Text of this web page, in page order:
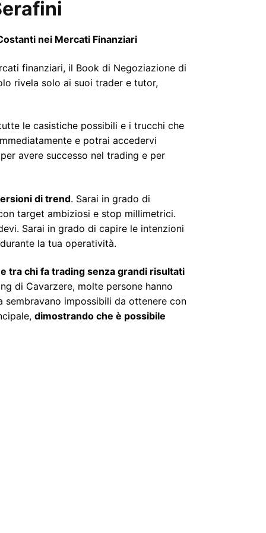
nei Mercati Finanziari
finanziari, il Book di Negoziazione di
rivela solo ai suoi trader e tutor,
le casistiche possibili e i trucchi che
e potrai accedervi
avere successo nel trading e per
di trend. Sarai in grado di
target ambiziosi e stop millimetrici.
Sarai in grado di capire le intenzioni
la tua operatività.
tra chi fa trading senza grandi risultati
di Cavarzere, molte persone hanno
impossibili da ottenere con
dimostrando che è possibile